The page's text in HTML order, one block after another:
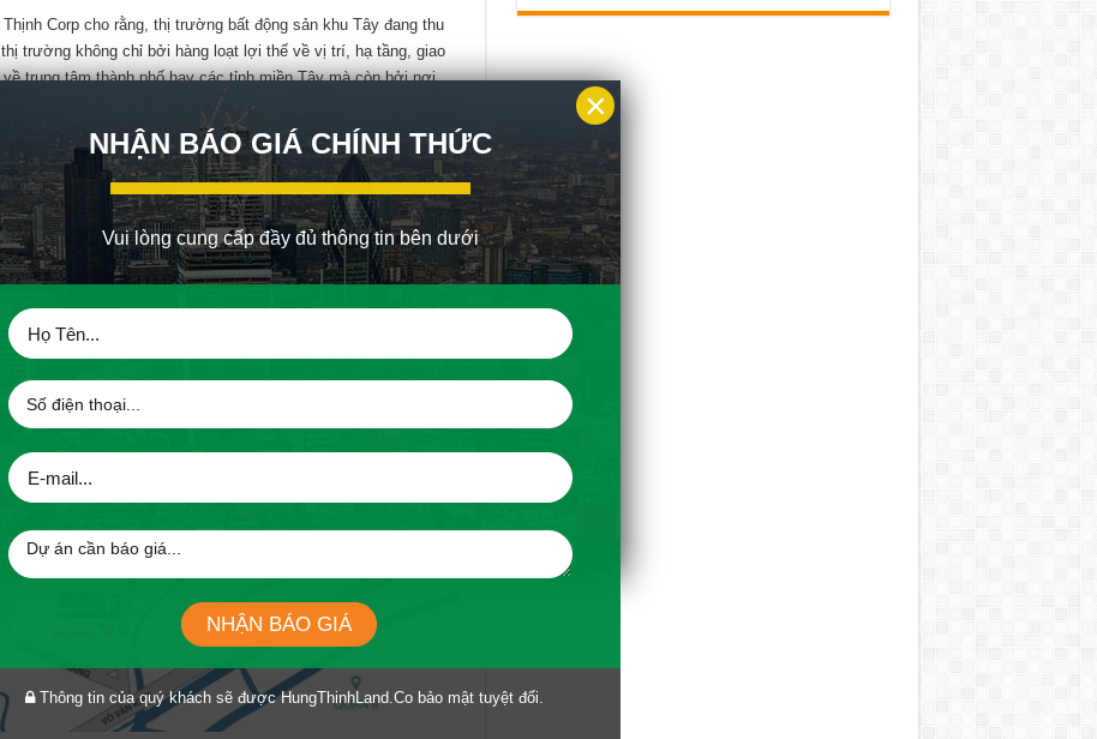
Corp cho rằng, thị trường bất động sản khu Tây đang thu
trường không chỉ bởi hàng loạt lợi thế về vị trí, hạ tầng, giao
trung tâm thành phố hay các tỉnh miền Tây mà còn bởi nơi
NHẬN BÁO GIÁ CHÍNH THỨC
Vui lòng cung cấp đầy đủ thông tin bên dưới
Thông tin của quý khách sẽ được HungThinhLand.Co bảo mật tuyệt đối.
NHẬN BÁO GIÁ
×